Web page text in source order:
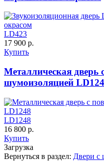
Порошковое
К-35 С
C67
LD423
17 900 р.
Купить
Металлическая
шумоизоляцией
LD1248
16 800 р.
Купить
Загрузка
Вернуться в раздел: Двери с